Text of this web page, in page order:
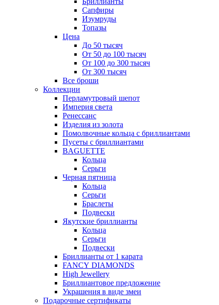
Сапфиры
Изумруды
Топазы
Цена
До 50 тысяч
От 50 до 100 тысяч
От 100 до 300 тысяч
От 300 тысяч
Все броши
Коллекции
Перламутровый шепот
Империя света
Ренессанс
Изделия из золота
Помолвочные кольца с бриллиантами
Пусеты с бриллиантами
BAGUETTE
Кольца
Серьги
Черная пятница
Кольца
Серьги
Браслеты
Подвески
Якутские бриллианты
Кольца
Серьги
Подвески
Бриллианты от 1 карата
FANCY DIAMONDS
High Jewellery
Бриллиантовое предложение
Украшения в виде змеи
Подарочные сертификаты